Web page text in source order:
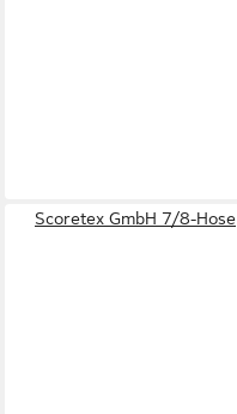
Scoretex GmbH 7/8-Hose